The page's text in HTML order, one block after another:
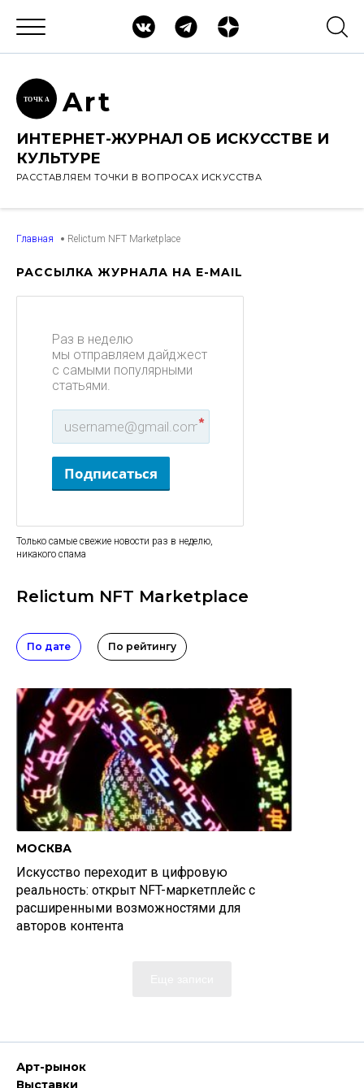
ТОЧК А Art
ИНТЕРНЕТ-ЖУРНАЛ ОБ ИСКУССТВЕ И
КУЛЬТУРЕ
РАССТАВЛЯЕМ ТОЧКИ В ВОПРОСАХ ИСКУССТВА
Главная Relictum NFT Marketplace
РАССЫЛКА ЖУРНАЛА НА E-MAIL
Раз в неделю
мы отправляем дайджест
с самыми популярными
статьями.
*
Подписаться
Только самые свежие новости раз в неделю,
никакого спама
Relictum NFT Marketplace
По дате По рейтингу
МОСКВА
Искусство переходит в цифровую
реальность: открыт NFT-маркетплейс с
расширенными возможностями для
авторов контента
Арт-рынок
Выставки